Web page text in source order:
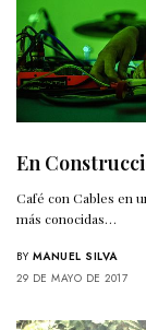
En
Café con Cables en
más conocidas…
BY MANUEL SILVA
29 DE MAYO DE 2017